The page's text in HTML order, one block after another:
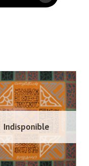
Indisponible